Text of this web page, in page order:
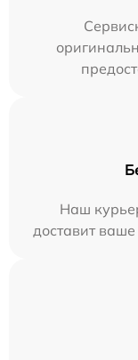
Наш
доставит